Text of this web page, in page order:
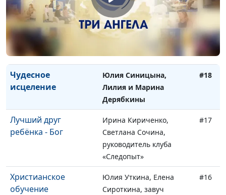
оздоровительного
центра «Дорога жизни»
Молодость и вера
и Вадим Трусюк
#19
Чудесное
исцеление
Юлия Синицына,
Лилия и Марина
Дерябкины
#18
Лучший друг
ребёнка - Бог
Ирина Кириченко,
Светлана Сочина,
руководитель клуба
«Следопыт»
#17
Христианское
обучение
Юлия Уткина, Елена
Сироткина, завуч
#16